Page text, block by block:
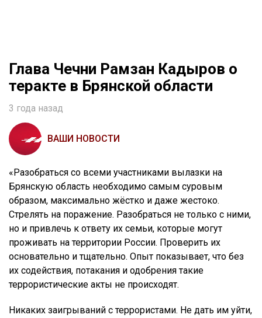
Глава Чечни Рамзан Кадыров о
теракте в Брянской области
3 года назад
ВАШИ НОВОСТИ
«Разобраться со всеми участниками вылазки на
Брянскую область необходимо самым суровым
образом, максимально жёстко и даже жестоко.
Стрелять на поражение. Разобраться не только с ними,
но и привлечь к ответу их семьи, которые могут
проживать на территории России. Проверить их
основательно и тщательно. Опыт показывает, что без
их содействия, потакания и одобрения такие
террористические акты не происходят.
Никаких заигрываний с террористами. Не дать им уйти,